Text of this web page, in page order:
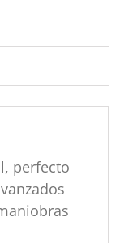
perfecto